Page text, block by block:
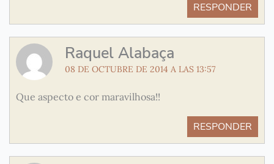
RESPONDER
Raquel Alabaça
08 DE OCTUBRE DE 2014 A LAS 13:57
Que aspecto e cor maravilhosa!!
RESPONDER